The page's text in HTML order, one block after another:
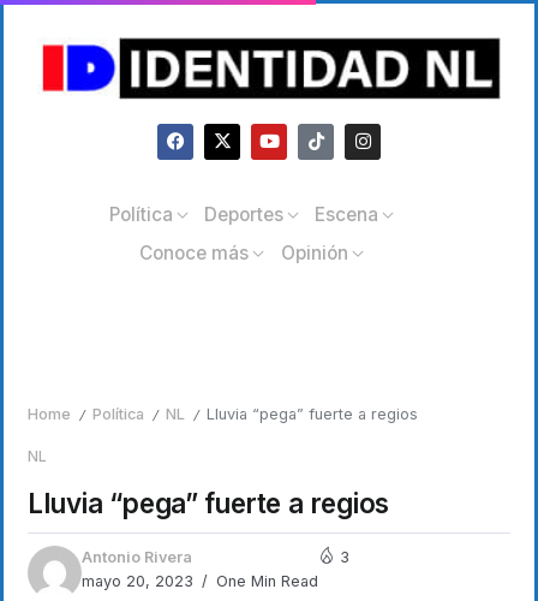
Política Deportes
Escena
Conoce más
Opinión
Home / Política / NL / Lluvia “pega” fuerte a regios
NL
Lluvia “pega” fuerte a regios
Antonio Rivera
mayo 20, 2023
One Min Read
3